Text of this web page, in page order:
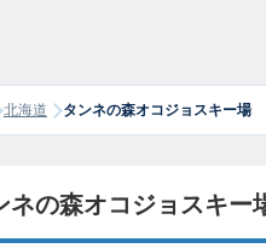
北海道 タンネの森オコジョスキー場
ネの森オコジョスキー